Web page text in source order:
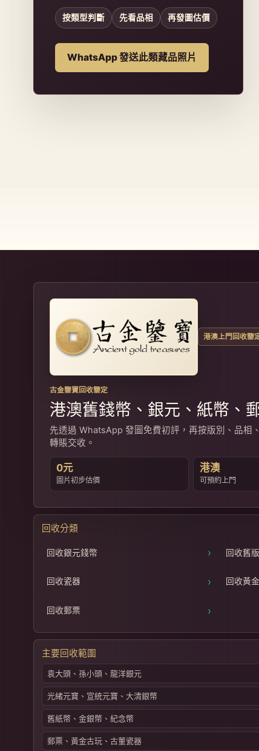
按類型判斷 先看品相 再發圖估價
WhatsApp 發送此類藏品照片
港澳上門回收鑒
古金鑒寶回收鑒定
港澳舊錢幣、銀元、紙幣、
先透過 WhatsApp 發圖免費初評，再按版別、品相
轉賬交收。
0元
圖片初步估價
港澳
可預約上門
回收分類
回收銀元錢幣 › 回收舊
回收瓷器 › 回收黃金
回收郵票 ›
主要回收範圍
袁大頭、孫小頭、龍洋銀元
光緒元寶、宣統元寶、大清銀幣
舊紙幣、金銀幣、紀念幣
郵票、黃金古玩、古董瓷器